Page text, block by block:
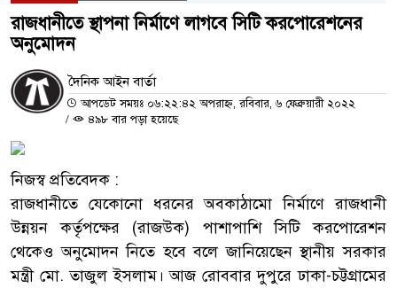
রাজধানীতে স্থাপনা নির্মাণে লাগবে সিটি করপোরেশনের
অনুমোদন
দৈনিক আইন বার্তা
আপডেট সময়ঃ ০৬:২২:৪২ অপরাহ্ন, রবিবার, ৬ ফেব্রুয়ারী ২০২২
/
৪৯৮ বার পড়া হয়েছে
নিজস্ব প্রতিবেদক :
রাজধানীতে যেকোনো ধরনের অবকাঠামো নির্মাণে রাজধানী
উন্নয়ন কর্তৃপক্ষের (রাজউক) পাশাপাশি সিটি করপোরেশন
থেকেও অনুমোদন নিতে হবে বলে জানিয়েছেন স্থানীয় সরকার
মন্ত্রী মো. তাজুল ইসলাম। আজ রোববার দুপুরে ঢাকা-চট্টগ্রামের